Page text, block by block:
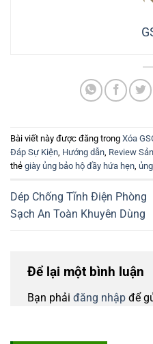
Bài viết này được đăng trong Xóa
Đáp Sự Kiện, Hướng dẫn, Review
thẻ giày ủng bảo hộ đầy hứa hẹn,
Dép Chống Tĩnh Điện Phòng
Sạch An Toàn Khuyên Dùng
Để lại một bình luận
Bạn phải đăng nhập để